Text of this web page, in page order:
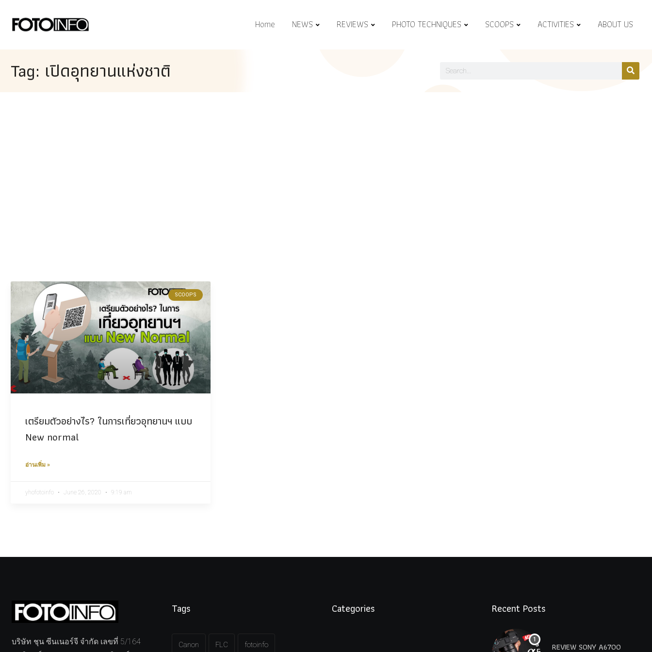
Home NEWS REVIEWS PHOTO TECHNIQUES SCOOPS ACTIVITIES ABOUT US
Tag: เปิดอุทยานแห่งชาติ
SCOOPS
เตรียมตัวอย่างไร? ในการเที่ยวอุทยานฯ แบบ
New normal
อ่านเพิ่ม »
yhofotoinfo June 26, 2020 9:19 am
บริษัท ชุน ซีนเนอร์จี จำกัด เลขที่ 5/164
Tags
Canon FLC fotoinfo
Categories Recent Posts
REVIEW SONY A6700